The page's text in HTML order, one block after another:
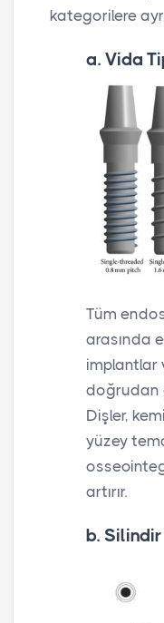
kategorilere
a. Vida
Tüm
arasında
implantlar
doğrudan
Dişler,
yüzey
artırır.
b.